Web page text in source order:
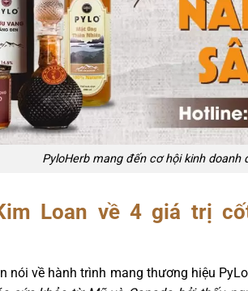
PyloHerb mang đến cơ hội kinh
Loan về 4 giá trị
nói về hành trình mang thương hiệu